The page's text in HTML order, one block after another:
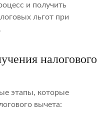
и получить
льгот при
налогового
этапы, которые
вычета: